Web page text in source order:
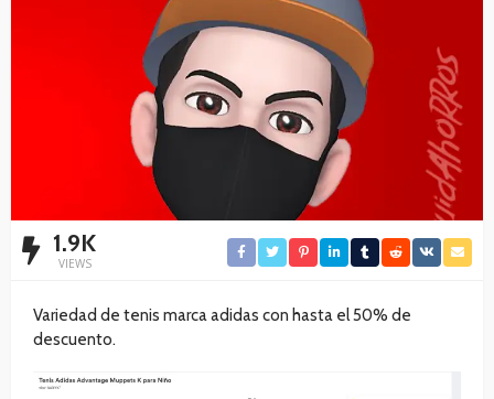
1.9K
VIEWS
Variedad de tenis marca adidas con hasta el 50% de
descuento.